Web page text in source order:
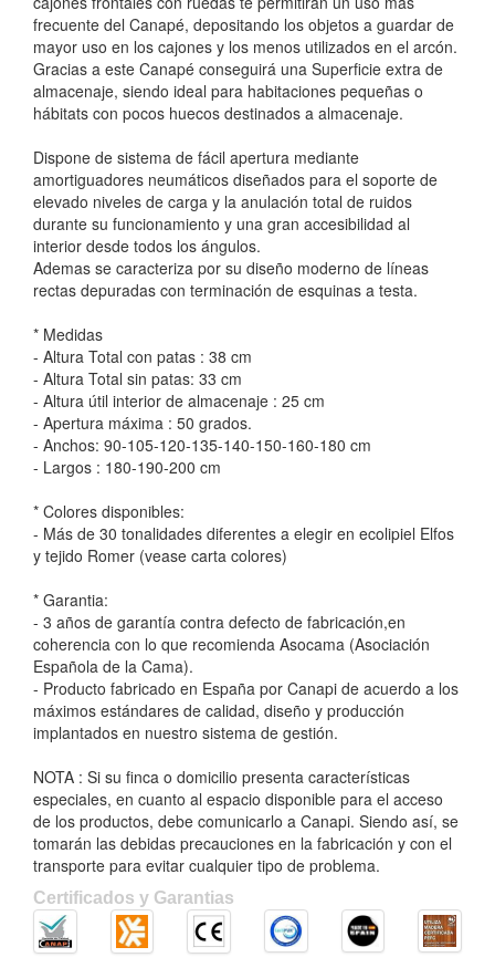
frecuente del Canapé, depositando los objetos a guardar de
mayor uso en los cajones y los menos utilizados en el arcón.
Gracias a este Canapé conseguirá una Superficie extra de
almacenaje, siendo ideal para habitaciones pequeñas o
hábitats con pocos huecos destinados a almacenaje.
Dispone de sistema de fácil apertura mediante
amortiguadores neumáticos diseñados para el soporte de
elevado niveles de carga y la anulación total de ruidos
durante su funcionamiento y una gran accesibilidad al
interior desde todos los ángulos.
Ademas se caracteriza por su diseño moderno de líneas
rectas depuradas con terminación de esquinas a testa.
* Medidas
- Altura Total con patas : 38 cm
- Altura Total sin patas: 33 cm
- Altura útil interior de almacenaje : 25 cm
- Apertura máxima : 50 grados.
- Anchos: 90-105-120-135-140-150-160-180 cm
- Largos : 180-190-200 cm
* Colores disponibles:
- Más de 30 tonalidades diferentes a elegir en ecolipiel Elfos
y tejido Romer (vease carta colores)
* Garantia:
- 3 años de garantía contra defecto de fabricación,en
coherencia con lo que recomienda Asocama (Asociación
Española de la Cama).
- Producto fabricado en España por Canapi de acuerdo a los
máximos estándares de calidad, diseño y producción
implantados en nuestro sistema de gestión.
NOTA : Si su finca o domicilio presenta características
especiales, en cuanto al espacio disponible para el acceso
de los productos, debe comunicarlo a Canapi. Siendo así, se
tomarán las debidas precauciones en la fabricación y con el
transporte para evitar cualquier tipo de problema.
Certificados y Garantias